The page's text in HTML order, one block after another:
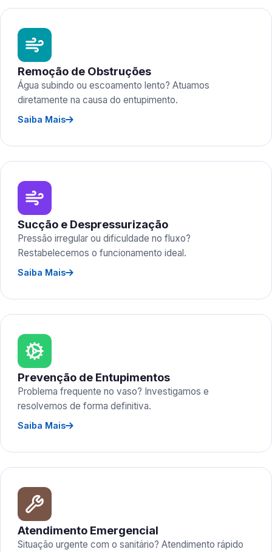
Remoção de Obstruções
Água subindo ou escoamento lento? Atuamos
diretamente na causa do entupimento.
Saiba Mais
Sucção e Despressurização
Pressão irregular ou dificuldade no fluxo?
Restabelecemos o funcionamento ideal.
Saiba Mais
Prevenção de Entupimentos
Problema frequente no vaso? Investigamos e
resolvemos de forma definitiva.
Saiba Mais
Atendimento Emergencial
Situação urgente com o sanitário? Atendimento rápido